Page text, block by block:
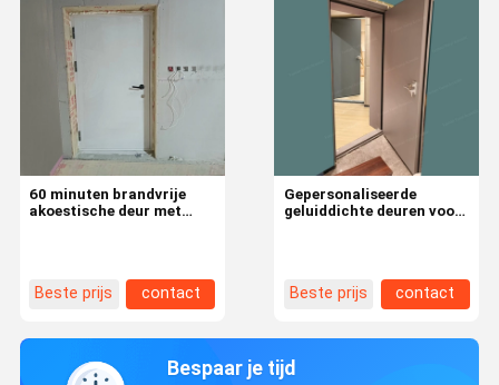
60 minuten brandvrije
akoestische deur met
Beste prijs contact
Gepersonaliseerde
geluiddichte deuren voor
Beste prijs contact
Bespaar je tijd